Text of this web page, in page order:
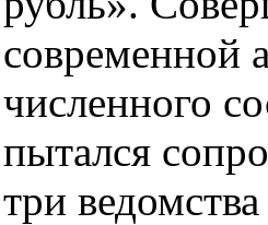
современной
численного
пытался
три